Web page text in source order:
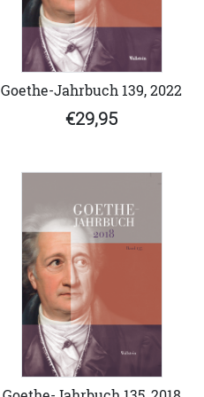
Goethe-Jahrbuch 139, 2022
€29,95